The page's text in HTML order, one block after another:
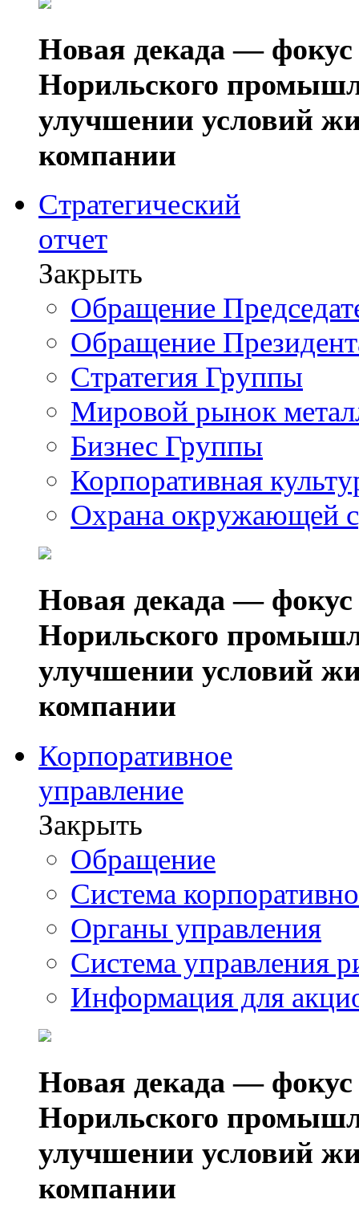
Новая декада — фокус
Норильского
улучшении условий
компании
Стратегический
отчет
Закрыть
Обращение
Обращение
Стратегия Группы
Мировой рынок
Бизнес Группы
Корпоративная
Охрана окружающей
Новая декада — фокус
Норильского
улучшении условий
компании
Корпоративное
управление
Закрыть
Обращение
Система
Органы управления
Система управления
Информация для
Новая декада — фокус
Норильского
улучшении условий
компании